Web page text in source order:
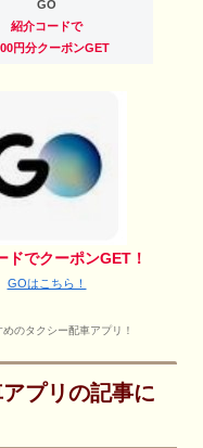
GO
紹介コードで
円分クーポンGET
ドでクーポンGET！
GOはこちら！
のタクシー配車アプリ！
プリの記事に